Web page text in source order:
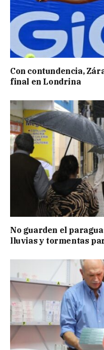
Con contundencia,
final en Londrina
No guarden el
lluvias y tormentas